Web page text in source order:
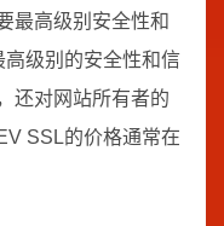
最高级别安全性和
级别的安全性和信
还对网站所有者的
SSL的价格通常在